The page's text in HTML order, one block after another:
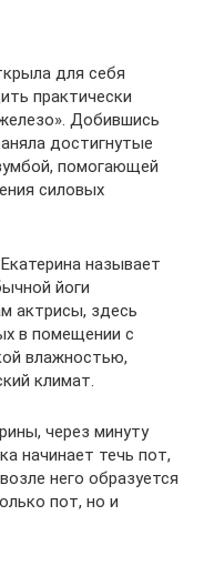
для себя
практически
Добившись
достигнутые
помогающей
силовых
называет
йоги
актрисы, здесь
в помещении с
влажностью,
климат.
через минуту
начинает течь пот,
него образуется
пот, но и